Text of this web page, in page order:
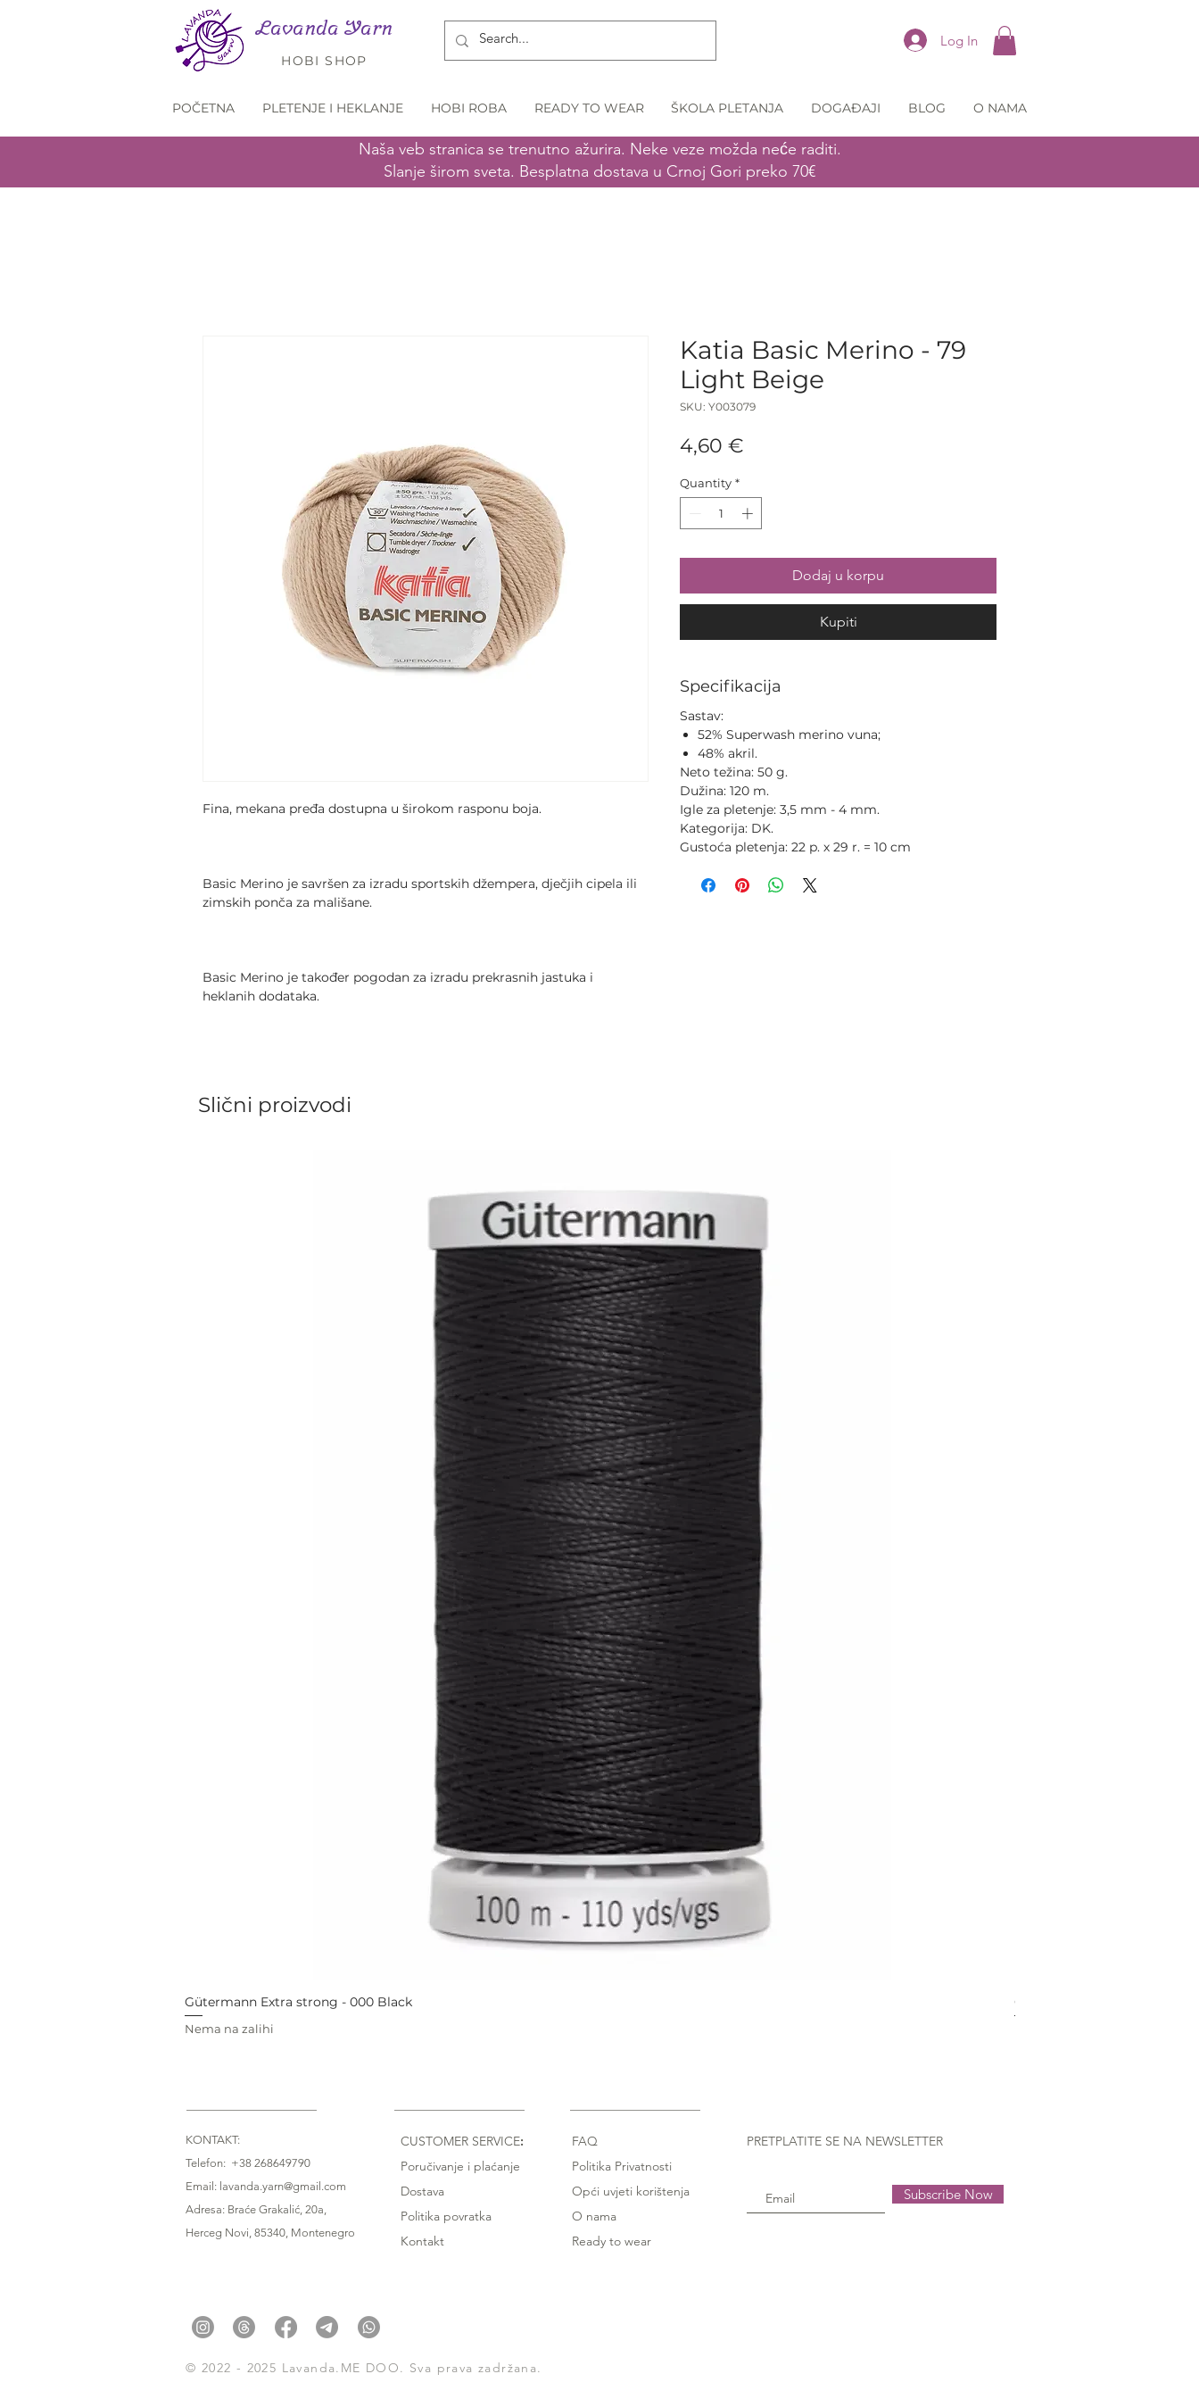
Lavanda Yarn
HOBI SHOP
Log In
POČETNA PLETENJE I HEKLANJE HOBI ROBA READY TO WEAR ŠKOLA PLETANJA DOGAĐAJI BLOG O NAMA
Naša veb stranica se trenutno ažurira. Neke veze možda neće raditi.
Slanje širom sveta. Besplatna dostava u Crnoj Gori preko 70€
Fina, mekana pređa dostupna u širokom rasponu boja.
Basic Merino je savršen za izradu sportskih džempera, dječjih cipela ili
zimskih ponča za mališane.
Basic Merino je također pogodan za izradu prekrasnih jastuka i
heklanih dodataka.
Katia Basic Merino - 79
Light Beige
SKU: Y003079
4,60 €
Quantity *
Dodaj u korpu
Kupiti
Specifikacija
Sastav:
52% Superwash merino vuna;
48% akril.
Neto težina: 50 g.
Dužina: 120 m.
Igle za pletenje: 3,5 mm - 4 mm.
Kategorija: DK.
Gustoća pletenja: 22 p. х 29 r. = 10 cm
Slični proizvodi
Gütermann Extra strong - 000 Black
Nema na zalihi
Gütermann Extra strong -
KONTAKT:
Telefon: +38 268649790
Email: lavanda.yarn@gmail.com
Adresa: Braće Grakalić, 20a,
Herceg Novi, 85340 , Montenegro
CUSTOMER SERVICE:
Poručivanje i plaćanje
Dostava
Politika povratka
Kontakt
FAQ
Politika Privatnosti
Opći uvjeti korištenja
O nama
Ready to wear
PRETPLATITE SE NA NEWSLETTER
Subscribe Now
© 2022 - 2025 Lavanda.ME DOO. Sva prava zadržana.